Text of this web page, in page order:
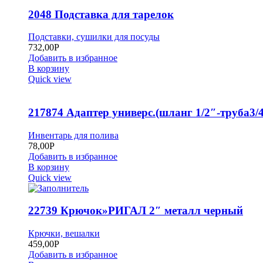
2048 Подставка для тарелок
Подставки, сушилки для посуды
732,00Р
Добавить в избранное
В корзину
Quick view
217874 Адаптер универс.(шланг 1/2″-труба3/
Инвентарь для полива
78,00Р
Добавить в избранное
В корзину
Quick view
22739 Крючок»РИГАЛ 2″ металл черный
Крючки, вешалки
459,00Р
Добавить в избранное